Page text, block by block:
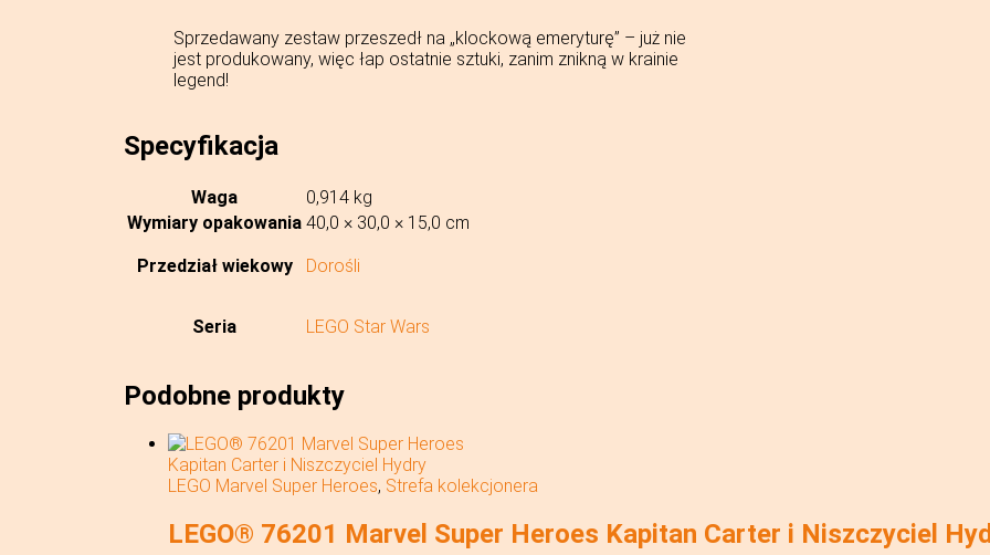
Sprzedawany zestaw przeszedł na „klockową emeryturę” – już nie
jest produkowany, więc łap ostatnie sztuki, zanim znikną w krainie
legend!
Specyfikacja
Waga
0,914 kg
Wymiary opakowania 40,0 × 30,0 × 15,0 cm
Przedział wiekowy Dorośli
Seria LEGO Star Wars
Podobne produkty
LEGO Marvel Super Heroes, Strefa kolekcjonera
LEGO® 76201 Marvel Super Heroes Kapitan Carter i Niszczyciel